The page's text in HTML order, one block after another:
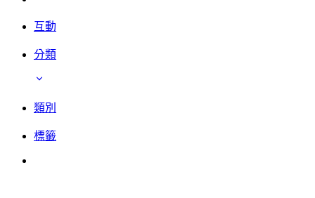
互動
分類
類別
標籤